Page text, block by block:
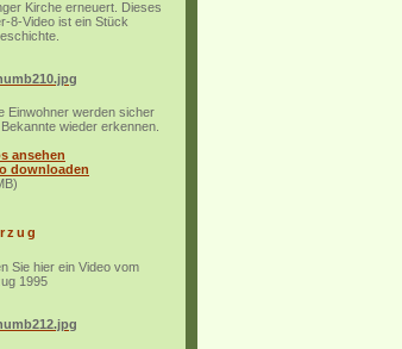
Kirche erneuert. Dieses
8-Video ist ein Stück
Einwohner werden sicher
wieder erkennen.
ansehen
downloaden
Sie hier ein Video vom
1995